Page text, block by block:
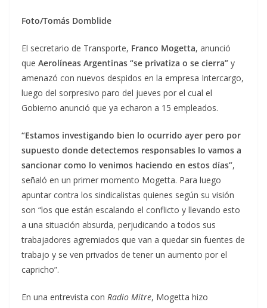
Foto/Tomás Domblide
El secretario de Transporte, Franco Mogetta, anunció
que Aerolíneas Argentinas “se privatiza o se cierra” y
amenazó con nuevos despidos en la empresa Intercargo,
luego del sorpresivo paro del jueves por el cual el
Gobierno anunció que ya echaron a 15 empleados.
“Estamos investigando bien lo ocurrido ayer pero por
supuesto donde detectemos responsables lo vamos a
sancionar como lo venimos haciendo en estos días”,
señaló en un primer momento Mogetta. Para luego
apuntar contra los sindicalistas quienes según su visión
son “los que están escalando el conflicto y llevando esto
a una situación absurda, perjudicando a todos sus
trabajadores agremiados que van a quedar sin fuentes de
trabajo y se ven privados de tener un aumento por el
capricho”.
En una entrevista con Radio Mitre, Mogetta hizo